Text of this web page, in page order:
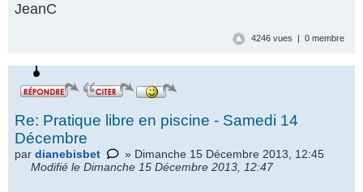
JeanC
4246 vues | 0 membre
Re: Pratique libre en piscine - Samedi 14
Décembre
par dianebisbet
» Dimanche 15 Décembre 2013, 12:45
Modifié le Dimanche 15 Décembre 2013, 12:47